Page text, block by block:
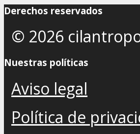
Derechos reservados
© 2026
Nuestras políticas
Aviso legal
Política de